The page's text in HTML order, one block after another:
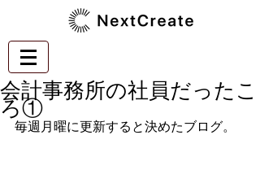
会計事務所の社員だったこ
ろ①
毎週月曜に更新すると決めたブログ。